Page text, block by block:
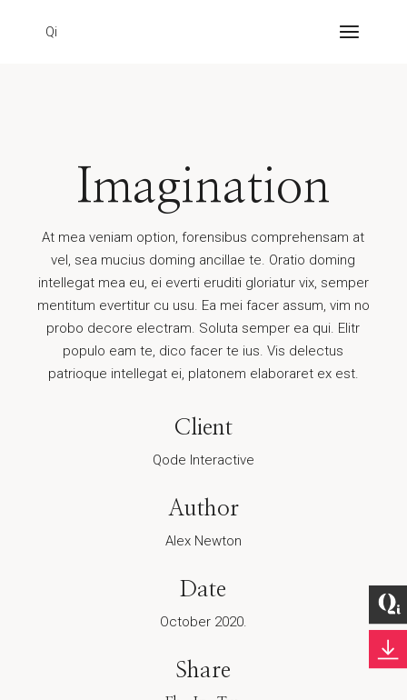
Qi
Imagination
At mea veniam option, forensibus comprehensam at
vel, sea mucius doming ancillae te. Oratio doming
intellegat mea eu, ei everti eruditi gloriatur vix, semper
mentitum evertitur cu usu. Ea mei facer assum, vim no
probo decore electram. Soluta semper ea qui. Elitr
populo eam te, dico facer te ius. Vis delectus
patrioque intellegat ei, platonem elaboraret ex est.
Client
Qode Interactive
Author
Alex Newton
Date
October 2020.
Share